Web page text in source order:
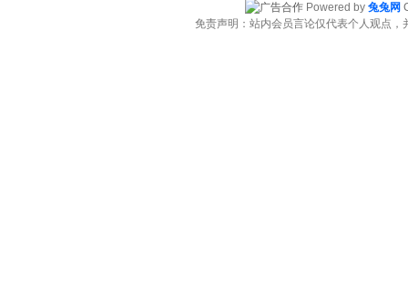
Powered by 兔兔网
免责声明：站内会员言论仅代表个人观点